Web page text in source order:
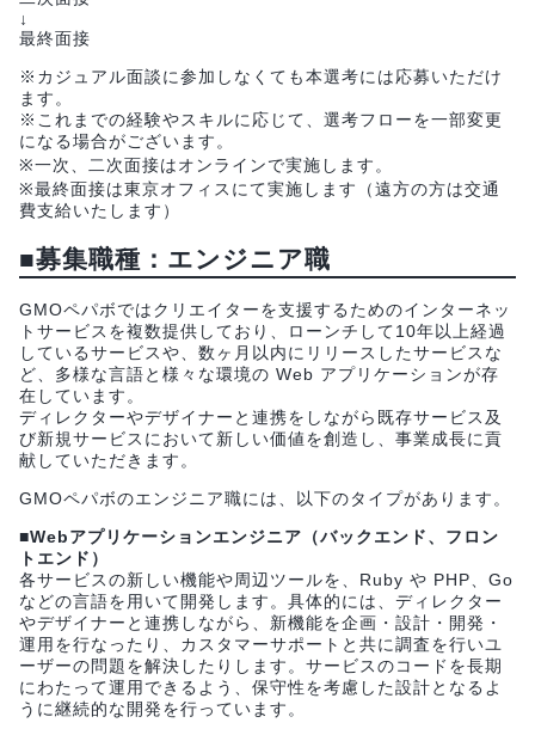
↓
最終面接
※カジュアル面談に参加しなくても本選考には応募いただけ
ます。
※これまでの経験やスキルに応じて、選考フローを一部変更
になる場合がございます。
※一次、二次面接はオンラインで実施します。
※最終面接は東京オフィスにて実施します（遠方の方は交通
費支給いたします）
■募集職種：エンジニア職
GMOペパボではクリエイターを支援するためのインターネッ
トサービスを複数提供しており、ローンチして10年以上経過
しているサービスや、数ヶ月以内にリリースしたサービスな
ど、多様な言語と様々な環境の Web アプリケーションが存
在しています。
ディレクターやデザイナーと連携をしながら既存サービス及
び新規サービスにおいて新しい価値を創造し、事業成長に貢
献していただきます。
GMOペパボのエンジニア職には、以下のタイプがあります。
■Webアプリケーションエンジニア（バックエンド、フロン
トエンド）
各サービスの新しい機能や周辺ツールを、Ruby や PHP、Go
などの言語を用いて開発します。具体的には、ディレクター
やデザイナーと連携しながら、新機能を企画・設計・開発・
運用を行なったり、カスタマーサポートと共に調査を行いユ
ーザーの問題を解決したりします。サービスのコードを長期
にわたって運用できるよう、保守性を考慮した設計となるよ
うに継続的な開発を行っています。